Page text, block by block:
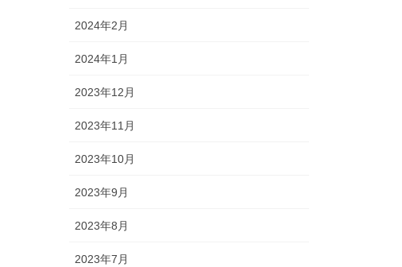
2024年2月
2024年1月
2023年12月
2023年11月
2023年10月
2023年9月
2023年8月
2023年7月